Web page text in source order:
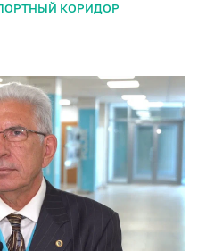
КОРИДОР